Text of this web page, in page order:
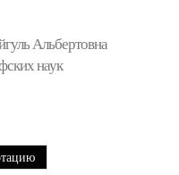
Альбертовна
наук